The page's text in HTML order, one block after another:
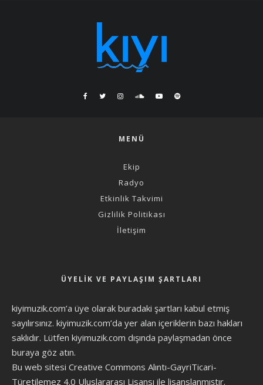
MENÜ
Ekip
Radyo
Etkinlik Takvimi
Gizlilik Politikası
İletişim
ÜYELIK VE PAYLAŞIM ŞARTLARI
kiyimuzik.com’a üye olarak buradaki şartları kabul etmiş
sayılırsınız. kiyimuzik.com’da yer alan içeriklerin bazı hakları
saklıdır. Lütfen kiyimuzik.com dışında paylaşmadan önce
buraya göz atın.
Bu web sitesi Creative Commons Alıntı-GayriTicari-
Türetilemez 4.0 Uluslararası Lisansı ile lisanslanmıştır.